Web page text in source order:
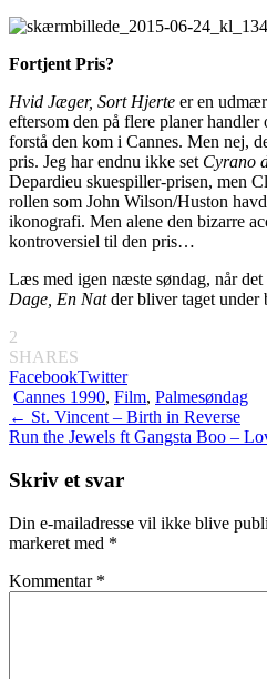
Fortjent Pris?
Hvid Jæger, Sort Hjerte er en
eftersom den på flere planer
forstå den kom i Cannes. Men nej,
pris. Jeg har endnu ikke set Cyrano
Depardieu skuespiller-prisen, men
rollen som John Wilson/Huston
ikonografi. Men alene den bizarre
kontroversiel til den pris…
Læs med igen næste søndag, når
Dage, En Natder bliver taget under
2
SHARES
FacebookTwitter
Cannes 1990, Film, Palmesøndag
Indlægsnavigation
← St. Vincent – Birth in Reverse
Run the Jewels ft Gangsta Boo –
Skriv et svar
Din e-mailadresse vil ikke blive
markeret med *
Kommentar *